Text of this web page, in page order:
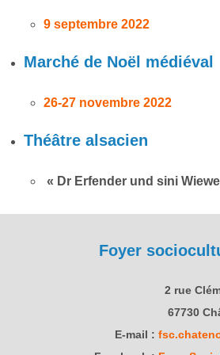
9 septembre 2022
Marché de Noël médiéval
26-27 novembre 2022
Théâtre alsacien
« Dr Erfender und sini
Foyer
2 rue
67730
E-mail :